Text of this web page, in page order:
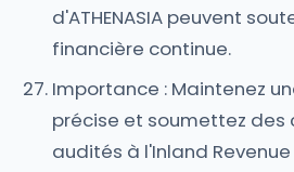
d'ATHENASIA peuvent
financière continue.
Importance : Maintenez
précise et soumettez des
audités à l'Inland